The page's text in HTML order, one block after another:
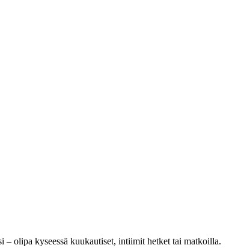
olipa kyseessä kuukautiset, intiimit hetket tai matkoilla.